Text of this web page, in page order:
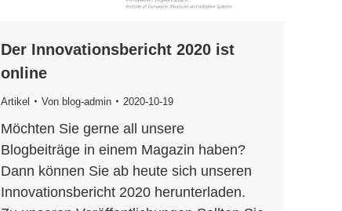
Der Innovationsbericht 2020 ist
online
Artikel Von blog-admin 2020-10-19
Möchten Sie gerne all unsere
Blogbeiträge in einem Magazin haben?
Dann können Sie ab heute sich unseren
Innovationsbericht 2020 herunterladen.